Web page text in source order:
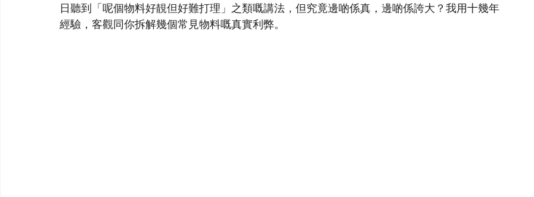
日聽到「呢個物料好靚但好難打理」之類嘅講法，但究竟邊啲係真，邊啲係誇大？我用十幾年
經驗，客觀同你拆解幾個常見物料嘅真實利弊。